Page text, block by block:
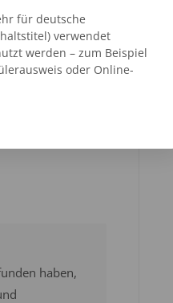
haben,
für deutsche
verwendet
werden – zum Beispiel
oder Online-